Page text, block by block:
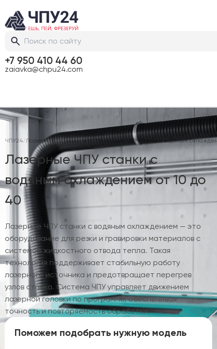
+7 950 410 44 60
zaiavka@chpu24.com
ЧПУ24/Лазерные станки с ЧПУ / Лазерные ЧПУ станки с водяным
Лазерные ЧПУ станки с
водяным охлаждением от 10 до
40
Лазерные ЧПУ станки с водяным охлаждением — это
оборудование для резки и гравировки материалов с
системой жидкостного отвода тепла. Такая
технология поддерживает стабильную работу
лазерного источника и предотвращает перегрев
узлов станка. Система ЧПУ управляет движением
лазерной головки по программе, обеспечивая
точность и повторяемость обработки.
Поможем подобрать нужную модель